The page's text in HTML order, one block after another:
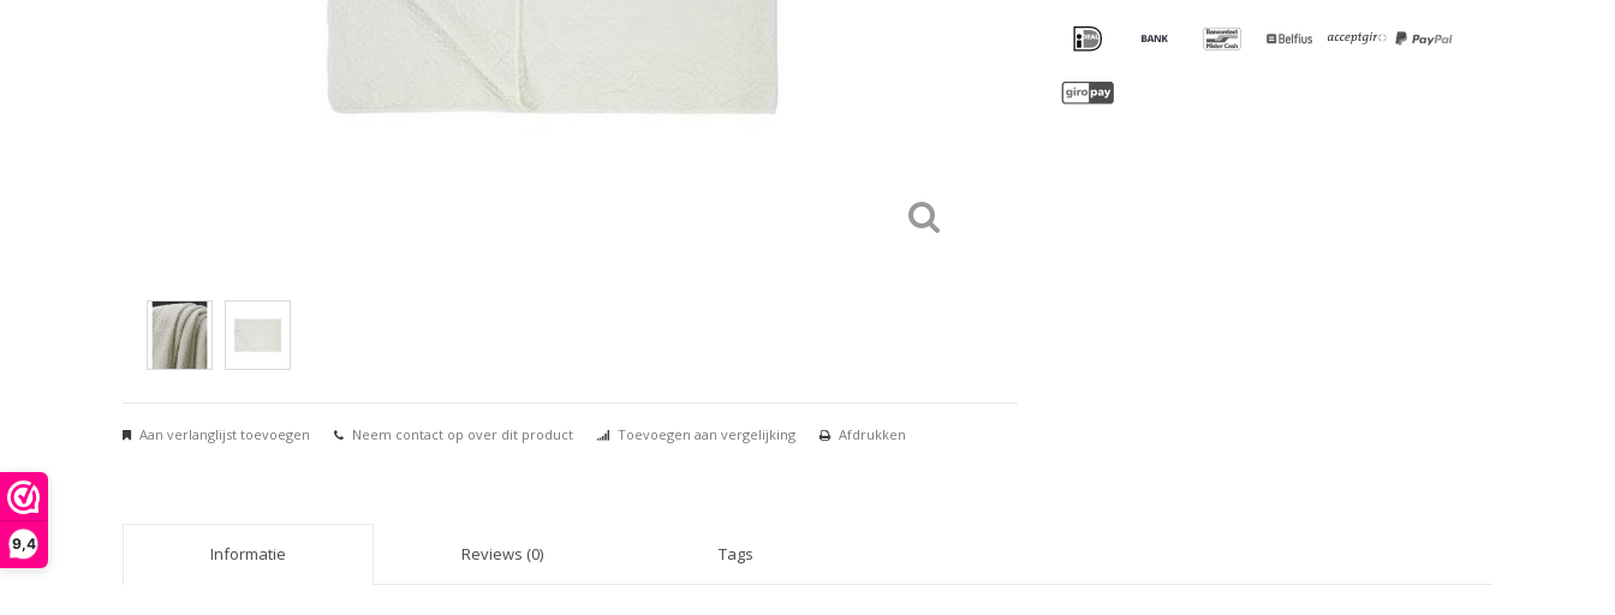
9,4
Aan verlanglijst toevoegen Neem contact op over dit product Toevoegen aan vergelijking Afdrukken
Informatie Reviews (0) Tags